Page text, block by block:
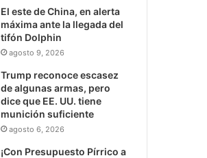
El este de China, en alerta
máxima ante la llegada del
tifón Dolphin
agosto 9, 2026
Trump reconoce escasez
de algunas armas, pero
dice que EE. UU. tiene
munición suficiente
agosto 6, 2026
¡Con Presupuesto Pírrico a